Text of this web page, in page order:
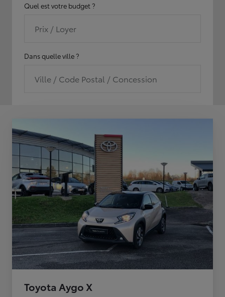
Quel est votre budget ?
Prix / Loyer
Dans quelle ville ?
Ville / Code Postal / Concession
Toyota Aygo X